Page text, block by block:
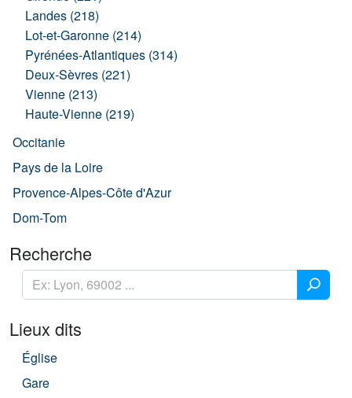
Landes (218)
Lot-et-Garonne (214)
Pyrénées-Atlantiques (314)
Deux-Sèvres (221)
Vienne (213)
Haute-Vienne (219)
Occitanie
Pays de la Loire
Provence-Alpes-Côte d'Azur
Dom-Tom
Recherche
Lieux dits
Église
Gare